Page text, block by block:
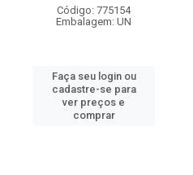
Código: 775154
Embalagem: UN
Faça seu login ou
cadastre-se para
ver preços e
comprar